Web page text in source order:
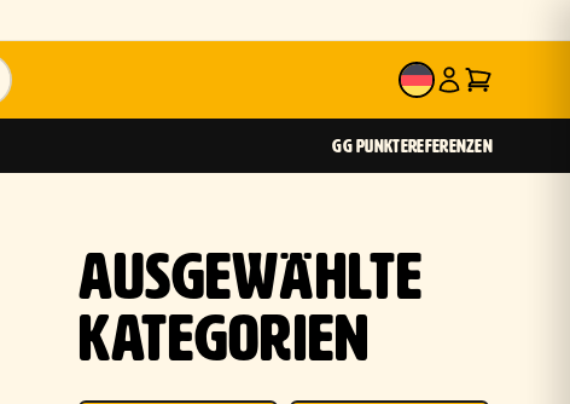
DE
GG PUNKTEREFERENZEN
AUSGEWÄHLTE
KATEGORIEN